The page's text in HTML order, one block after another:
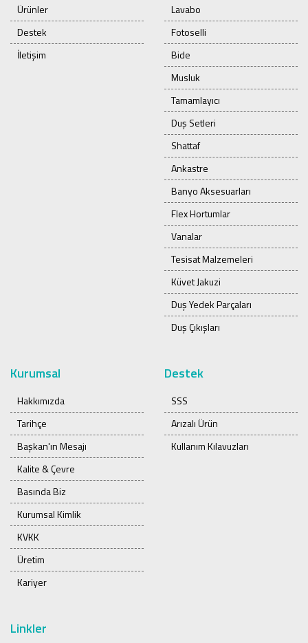
Ürünler
Destek
İletişim
Lavabo
Fotoselli
Bide
Musluk
Tamamlayıcı
Duş Setleri
Shattaf
Ankastre
Banyo Aksesuarları
Flex Hortumlar
Vanalar
Tesisat Malzemeleri
Küvet Jakuzi
Duş Yedek Parçaları
Duş Çıkışları
Kurumsal
Hakkımızda
Tarihçe
Başkan'ın Mesajı
Kalite & Çevre
Basında Biz
Kurumsal Kimlik
KVKK
Üretim
Kariyer
Destek
SSS
Arızalı Ürün
Kullanım Kılavuzları
Linkler